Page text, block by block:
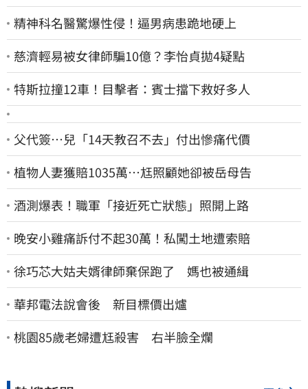
精神科名醫驚爆性侵！逼男病患跪地硬上
慈濟輕易被女律師騙10億？李怡貞拋4疑點
特斯拉撞12車！目擊者：賓士擋下救好多人
父代簽…兒「14天教召不去」付出慘痛代價
植物人妻獲賠1035萬…尪照顧她卻被岳母告
酒測爆表！職軍「接近死亡狀態」照開上路
晚安小雞痛訴付不起30萬！私闖土地遭索賠
徐巧芯大姑夫婿律師棄保跑了 媽也被通緝
華邦電法說會後 新目標價出爐
桃園85歲老婦遭尪殺害 右半臉全爛